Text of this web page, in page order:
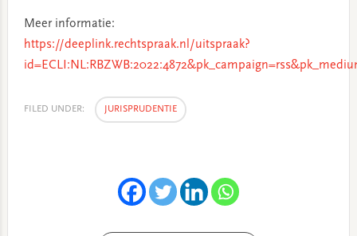
Meer informatie:
https://deeplink.rechtspraak.nl/uitspraak?
FILED UNDER: JURISPRUDENTIE